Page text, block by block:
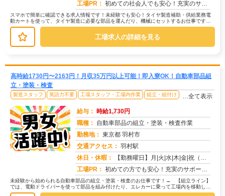
工場PR： 初めての社会人でも安心！充実のサポート体制で新しい一歩を踏み出せます！☆初期費用0円の家具付き寮完備！→ 敷金・礼...
スマホで簡単に確認できる求人情報です！未経験でも安心！タイヤ製造補助・供給業務電
動カートを使って、タイヤ製造に必要な部品を運んだり、機械にセットするお仕事です。
→ 部品を機械にセットしてボタンを...
工場求人の詳細を見る
高時給1730円〜2163円！月収35万円以上可能！即入寮OK！自動車部品組
立・塗装・検査
製造スタッフ 英語力不要 工場スタッフ・工場内作業 組立・組付け …全て表示
給与： 時給1,730円
職種： 自動車部品の組立・塗装・検査作業
勤務地： 東京都 羽村市
交通アクセス： 羽村駅
休日・休暇：
【勤務曜日】月|火|水|木|金|祝（工場カレンダーに準ずる）【休日・休暇】土日休み（GW休暇・夏季休暇・年末年始休...
工場PR： 初めての方でも安心！充実のサポート体制で新しい一歩を踏み出せます。→寮費無料の住み込みOK！初期費用0円で、すぐに...
未経験から始められる自動車部品の組立・塗装・検査のお仕事です！→ 【組立ライン】
では、電動ドライバーを使って部品を組み付けたり、エレカーに乗って工場内を移動して
部品を供給する作業があります。→ ...